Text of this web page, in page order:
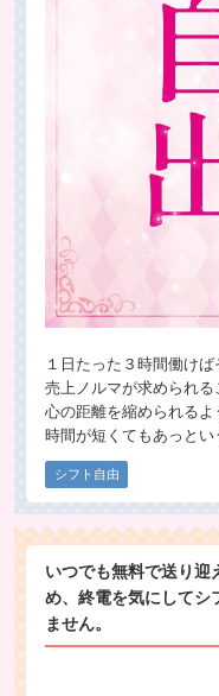
１日たった３時間働け
売上ノルマが求められる
心の距離を縮められる
時間が短くてもあっとい
シフト自由
いつでも無料で送り迎
め、終電を気にしてシ
ません。